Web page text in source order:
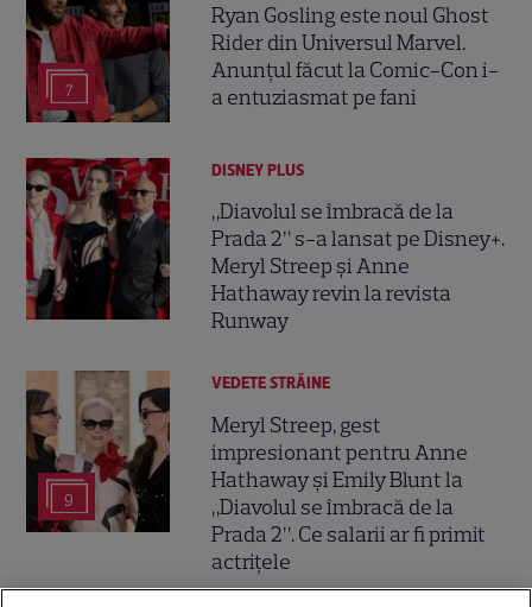
7
Ryan Gosling este noul Ghost
Rider din Universul Marvel.
Anunțul făcut la Comic-Con i-
a entuziasmat pe fani
DISNEY PLUS
„Diavolul se îmbracă de la
Prada 2” s-a lansat pe Disney+.
Meryl Streep și Anne
Hathaway revin la revista
Runway
9
VEDETE STRĂINE
Meryl Streep, gest
impresionant pentru Anne
Hathaway și Emily Blunt la
„Diavolul se îmbracă de la
Prada 2”. Ce salarii ar fi primit
actrițele